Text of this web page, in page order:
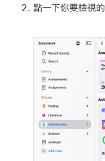
點一下你要檢視的